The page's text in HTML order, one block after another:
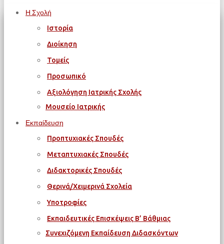
Η Σχολή
Ιστορία
Διοίκηση
Τομείς
Προσωπικό
Αξιολόγηση Ιατρικής Σχολής
Μουσείο Ιατρικής
Εκπαίδευση
Προπτυχιακές Σπουδές
Μεταπτυχιακές Σπουδές
Διδακτορικές Σπουδές
Θερινά/Χειμερινά Σχολεία
Υποτροφίες
Εκπαιδευτικές Επισκέψεις Β’ Βάθμιας
Συνεχιζόμενη Εκπαίδευση Διδασκόντων